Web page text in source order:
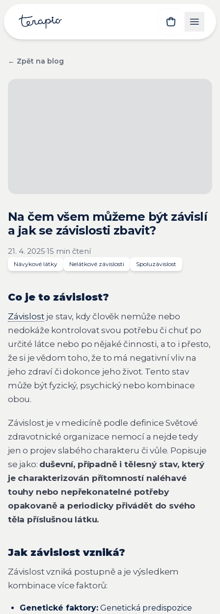
← Zpět na blog
Na čem všem můžeme být závislí
a jak se závislosti zbavit?
21. 4. 2025·15 min čtení
Návykové látky Nelátkové závislosti Spoluzávislost
Co je to závislost?
Závislostje stav, kdy člověk nemůže nebo
nedokáže kontrolovat svou potřebu či chuť po
určité látce nebo po nějaké činnosti, a to i přesto,
že si je vědom toho, že to má negativní vliv na
jeho zdraví či dokonce jeho život. Tento stav
může být fyzický, psychický nebo kombinace
obou.
Závislost je v medicíně podle definice Světové
zdravotnické organizace nemocí a nejde tedy
jen o projev slabého charakteru či vůle. Popisuje
se jako: duševní, případně i tělesný stav, který
je charakterizován přítomností naléhavé
touhy nebo nepřekonatelné potřeby
opakovaně a periodicky přivádět do svého
těla příslušnou látku.
Jak závislost vzniká?
Závislost vzniká postupně a je výsledkem
kombinace více faktorů:
Genetické faktory: Genetická predispozice